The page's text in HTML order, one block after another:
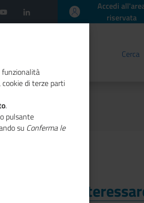
Accedi
riservata
Cerca
Ti Potrebbe
funzionalità
di terze parti
.
pulsante
su Conferma le